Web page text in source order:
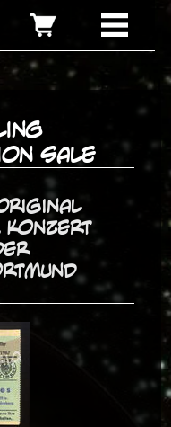
Sale
Konzert